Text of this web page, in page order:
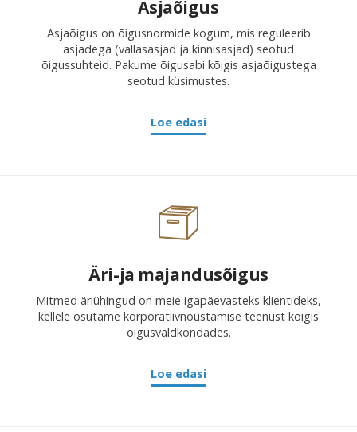
Asjaõigus
Asjaõigus on õigusnormide kogum, mis reguleerib
asjadega (vallasasjad ja kinnisasjad) seotud
õigussuhteid. Pakume õigusabi kõigis asjaõigustega
seotud küsimustes.
Loe edasi
Äri-ja majandusõigus
Mitmed äriühingud on meie igapäevasteks klientideks,
kellele osutame korporatiivnõustamise teenust kõigis
õigusvaldkondades.
Loe edasi